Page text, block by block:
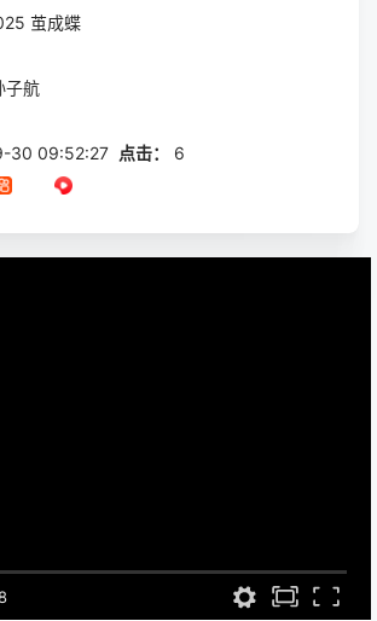
开了自己高中被绑架的真相，从任性娇蛮的
立清醒的“女王”。周庭宴则是以报恩为名的
偿所愿。是暗藏多年的心动与守护，最终从
奔赴。
茧成蝶
子航
30 09:52:27 点击：
6